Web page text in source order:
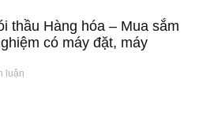
thầu Hàng hóa – Mua sắm
có máy đặt, máy
luận